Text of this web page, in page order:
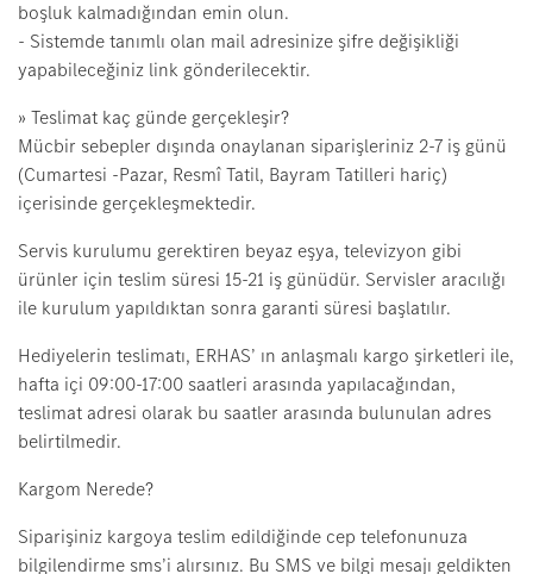
boşluk kalmadığından emin olun.
- Sistemde tanımlı olan mail adresinize şifre değişikliği
yapabileceğiniz link gönderilecektir.
» Teslimat kaç günde gerçekleşir?
Mücbir sebepler dışında onaylanan siparişleriniz 2-7 iş günü
(Cumartesi -Pazar, Resmî Tatil, Bayram Tatilleri hariç)
içerisinde gerçekleşmektedir.
Servis kurulumu gerektiren beyaz eşya, televizyon gibi
ürünler için teslim süresi 15-21 iş günüdür. Servisler aracılığı
ile kurulum yapıldıktan sonra garanti süresi başlatılır.
Hediyelerin teslimatı, ERHAS’ ın anlaşmalı kargo şirketleri ile,
hafta içi 09:00-17:00 saatleri arasında yapılacağından,
teslimat adresi olarak bu saatler arasında bulunulan adres
belirtilmedir.
Kargom Nerede?
Siparişiniz kargoya teslim edildiğinde cep telefonunuza
bilgilendirme sms’i alırsınız. Bu SMS ve bilgi mesajı geldikten